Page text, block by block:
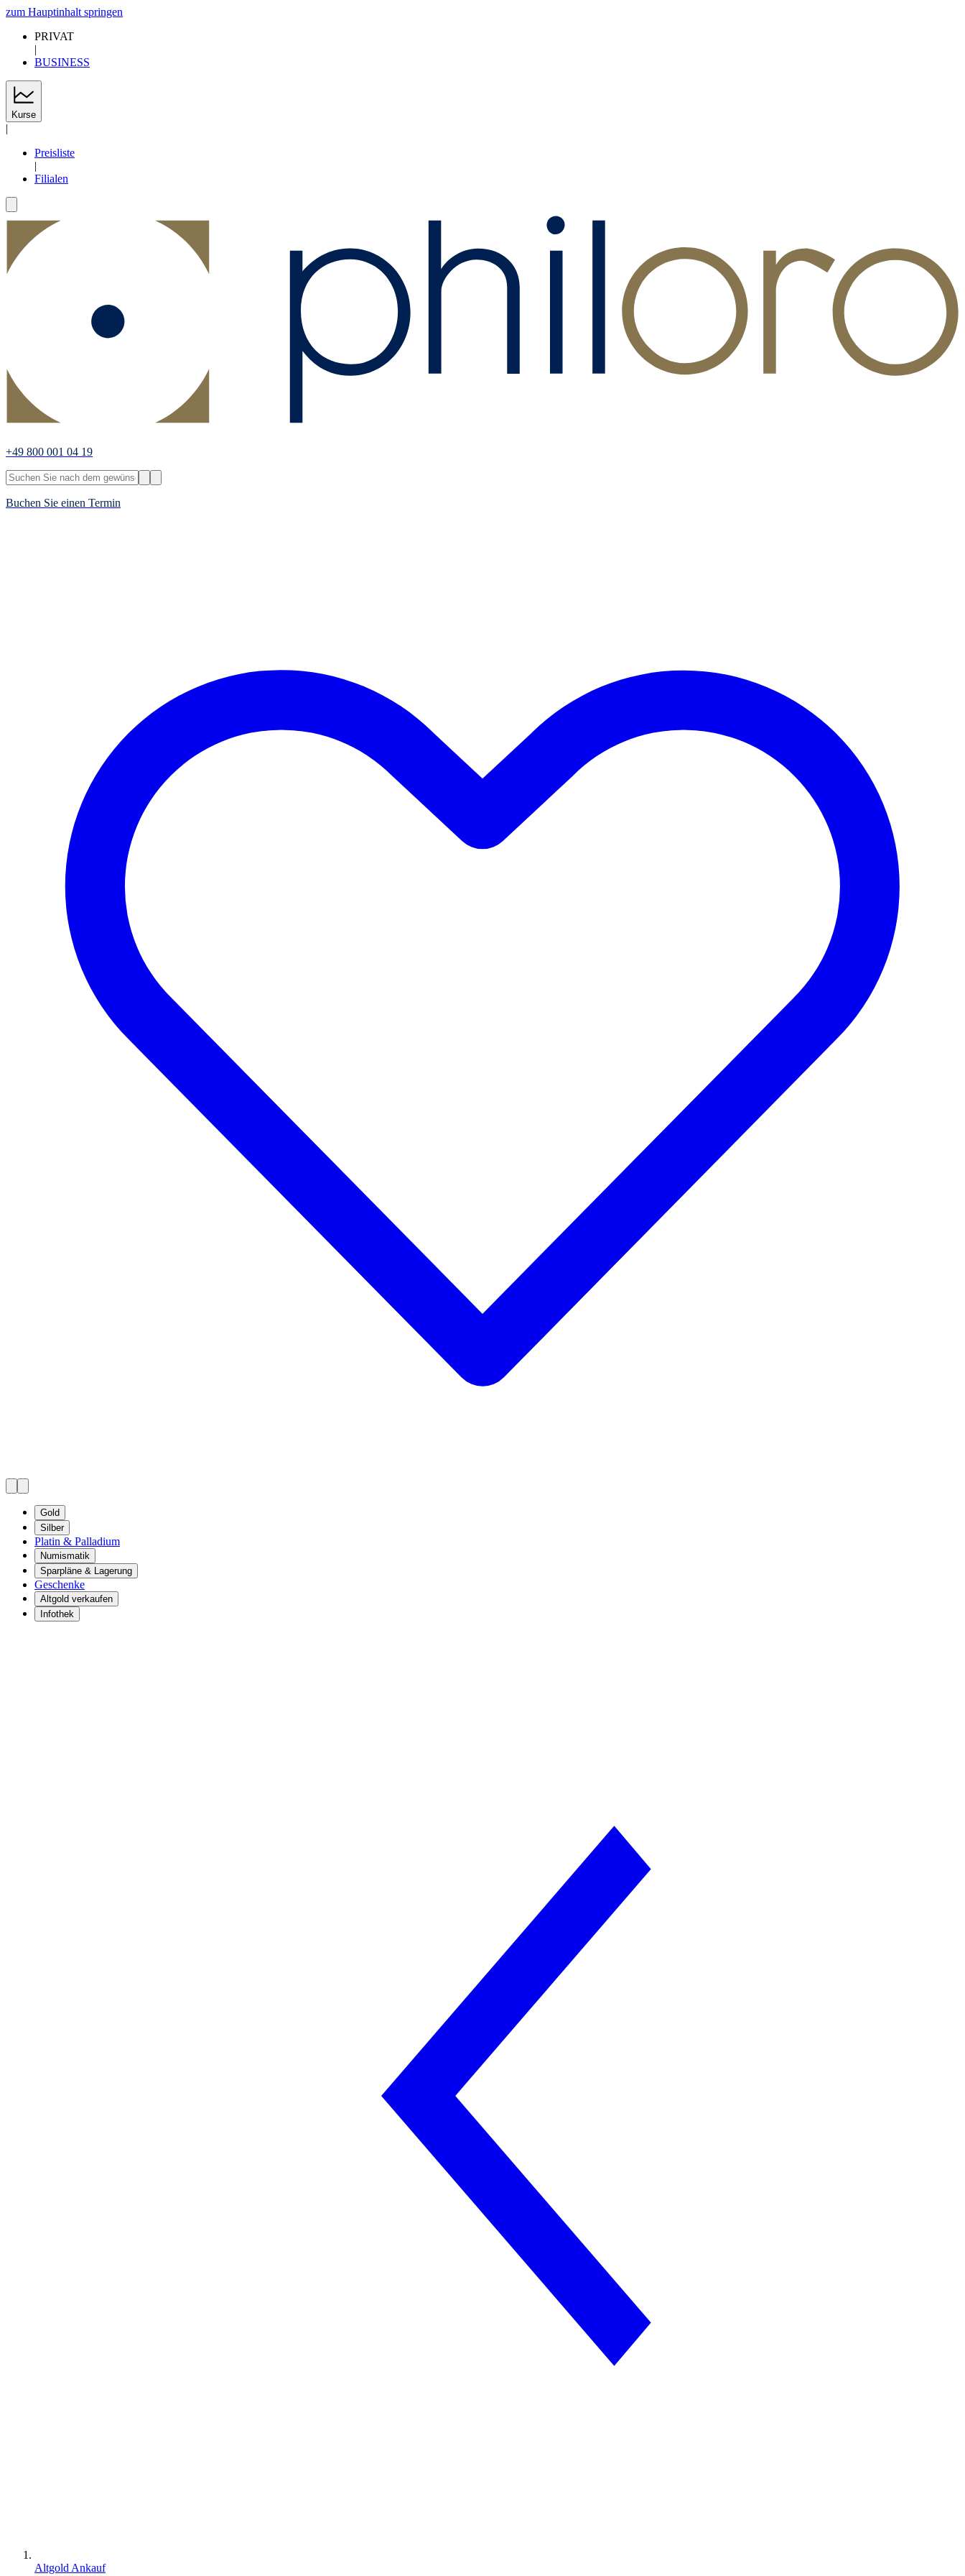
zum Hauptinhalt springen
PRIVAT
|
BUSINESS
Kurse
|
Preisliste
|
Filialen
+49 800 001 04 19
Buchen Sie einen Termin
Gold
Silber
Platin & Palladium
Numismatik
Sparpläne & Lagerung
Geschenke
Altgold verkaufen
Infothek
Altgold Ankauf